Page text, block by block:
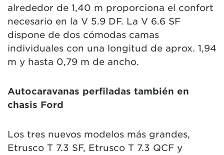
alrededor de 1,40 m proporciona el confort
necesario en la V 5.9 DF. La V 6.6 SF
dispone de dos cómodas camas
individuales con una longitud de aprox. 1,94
m y hasta 0,79 m de ancho.
Autocaravanas perfiladas también en
chasis Ford
Los tres nuevos modelos más grandes,
Etrusco T 7.3 SF, Etrusco T 7.3 QCF y